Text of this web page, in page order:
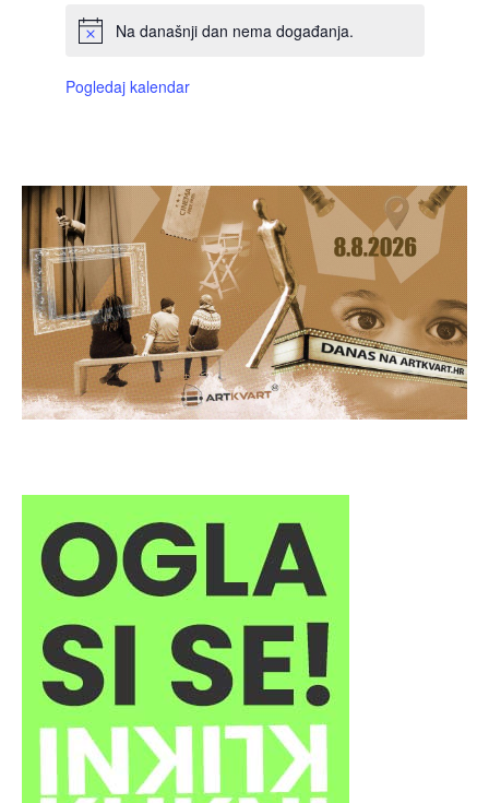
Na današnji dan nema događanja.
Pogledaj kalendar